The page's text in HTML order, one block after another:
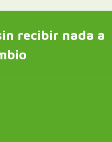
recibir nada a